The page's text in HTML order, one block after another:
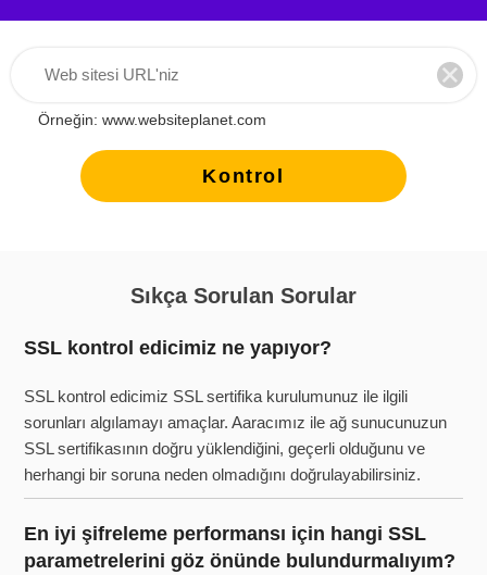
Örneğin: www.websiteplanet.com
Kontrol
Sıkça Sorulan Sorular
SSL kontrol edicimiz ne yapıyor?
SSL kontrol edicimiz SSL sertifika kurulumunuz ile ilgili
sorunları algılamayı amaçlar. Aaracımız ile ağ sunucunuzun
SSL sertifikasının doğru yüklendiğini, geçerli olduğunu ve
herhangi bir soruna neden olmadığını doğrulayabilirsiniz.
En iyi şifreleme performansı için hangi SSL
parametrelerini göz önünde bulundurmalıyım?